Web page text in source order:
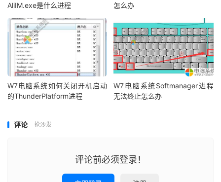
AliIM.exe是什么进程
怎么办
W7电脑系统如何关闭开机启动
的ThunderPlatform进程
W7电脑系统Softmanager进程
无法终止怎么办
评论 抢沙发
评论前必须登录！